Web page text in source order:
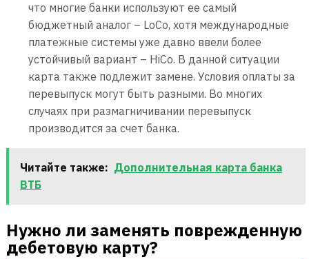
что многие банки используют ее самый
бюджетный аналог – LoCo, хотя международные
платежные системы уже давно ввели более
устойчивый вариант – HiCo. В данной ситуации
карта также подлежит замене. Условия оплаты за
перевыпуск могут быть разными. Во многих
случаях при размагничивании перевыпуск
производится за счет банка.
Читайте также: Дополнительная карта банка
ВТБ
Нужно ли заменять поврежденную
дебетовую карту?